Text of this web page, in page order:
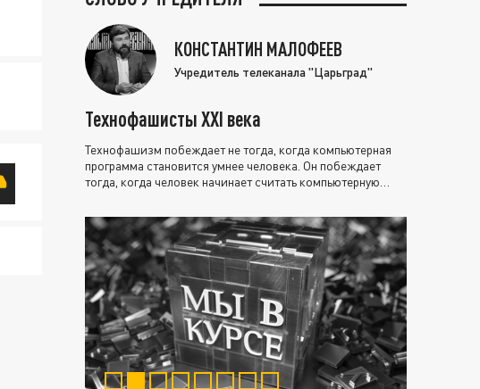
КОНСТАНТИН МАЛОФЕЕВ
Учредитель телеканала "Царьград"
Технофашисты XXI века
Технофашизм побеждает не тогда, когда компьютерная
программа становится умнее человека. Он побеждает
тогда, когда человек начинает считать компьютерную